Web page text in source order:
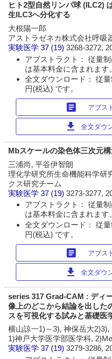
ヒト2型自然リンパ球 (ILC2)
生ILC3へ分化する
大根陽一郎
アストラゼネカ株式会社呼吸
実験医学 37 (19)3268-3272,
アブストラクト： 従量
は基本料金に含まれます。
全文ダウンロード： 従
円(税込) です。
article アブス
download 全文ダウ
Mbスケールの染色体三次元
三浦尚, 平谷伊智朗
理化学研究所生命機能科学研
クス研究チーム
実験医学 37 (19)3273-3277,
アブストラクト： 従量
は基本料金に含まれます。
全文ダウンロード： 従
円(税込) です。
article アブス
download 全文ダウ
series 317 Grad-CAM : ディ
像上のどこから結論を出した
スを可視化する試みと基礎医
横山諒一1)～3), 神保岳大
1)神戸大学医学部医学科,
実験医学 37 (19)3279-3286,